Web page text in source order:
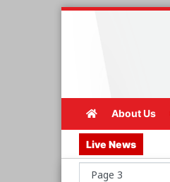
About Us
Live News